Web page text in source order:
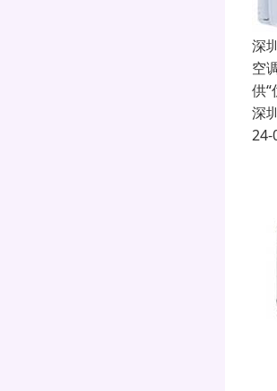
深
空
供
深
24-